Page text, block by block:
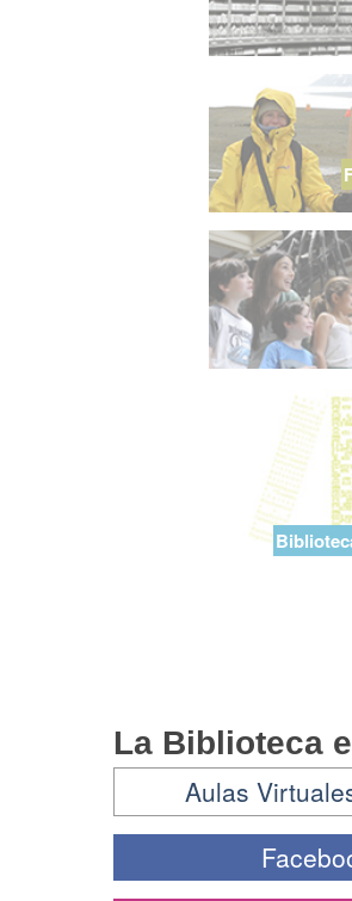
La Biblioteca
Aulas